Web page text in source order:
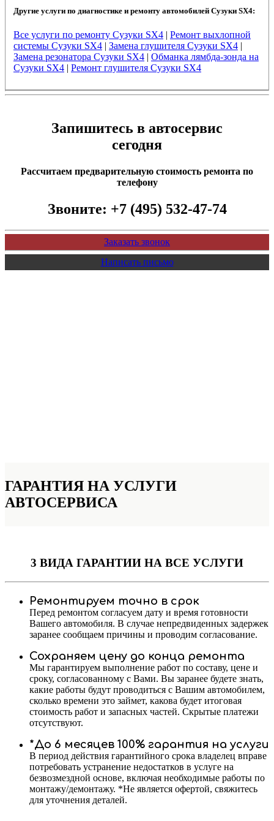
Другие услуги по диагностике и ремонту автомобилей Сузуки SX4:
Все услуги по ремонту Сузуки SX4| Ремонт выхлопной
системы Сузуки SX4| Замена глушителя Сузуки SX4|
Замена резонатора Сузуки SX4| Обманка лямбда-зонда на
Сузуки SX4| Ремонт глушителя Сузуки SX4
Запишитесь в автосервис
сегодня
Рассчитаем предварительную стоимость ремонта по
телефону
Звоните: +7 (495) 532-47-74
Заказать звонок
Написать письмо
ГАРАНТИЯ НА УСЛУГИ
АВТОСЕРВИСА
3 ВИДА ГАРАНТИИ НА ВСЕ УСЛУГИ
Ремонтируем точно в срок
Перед ремонтом согласуем дату и время готовности
Вашего автомобиля. В случае непредвиденных задержек
заранее сообщаем причины и проводим согласование.
Сохраняем цену до конца ремонта
Мы гарантируем выполнение работ по составу, цене и
сроку, согласованному с Вами. Вы заранее будете знать,
какие работы будут проводиться с Вашим автомобилем,
сколько времени это займет, какова будет итоговая
стоимость работ и запасных частей. Скрытые платежи
отсутствуют.
*До 6 месяцев 100% гарантия на услуги
В период действия гарантийного срока владелец вправе
потребовать устранение недостатков в услуге на
безвозмездной основе, включая необходимые работы по
монтажу/демонтажу. *Не является офертой, свяжитесь
для уточнения деталей.